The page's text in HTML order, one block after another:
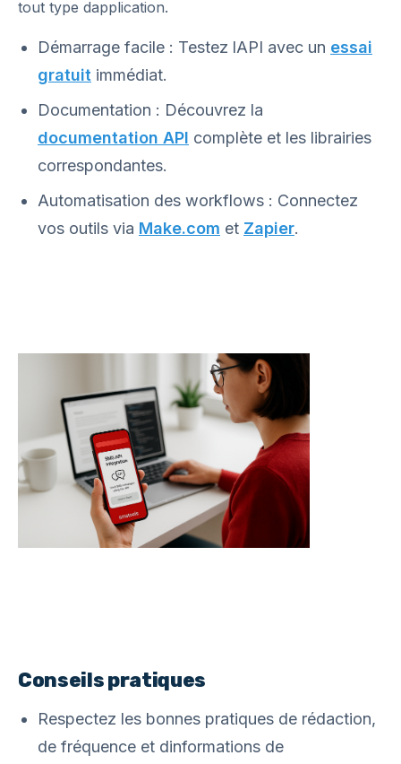
tout type dapplication.
Démarrage facile : Testez lAPI avec un essai
gratuit immédiat.
Documentation : Découvrez la
documentation API complète et les librairies
correspondantes.
Automatisation des workflows : Connectez
vos outils via Make.com et Zapier.
Conseils pratiques
Respectez les bonnes pratiques de rédaction,
de fréquence et dinformations de